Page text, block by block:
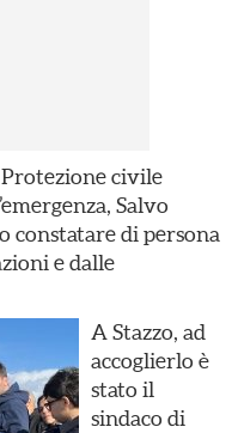
civile
Salvo
constatare di persona
e dalle
A Stazzo, ad
accoglierlo è
stato il
sindaco di